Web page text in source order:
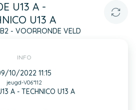
U13 A -
U13 A
- VOORRONDE VELD
INFO
10/2022 11:15
jeugd-V06*112
A - TECHNICO U13 A